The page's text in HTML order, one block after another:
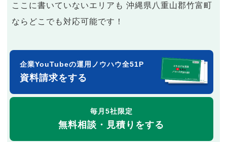
ここに書いていないエリアも 沖縄県八重山郡竹富町
ならどこでも対応可能です！
企業YouTubeの運用ノウハウ全51P
資料請求をする
毎月5社限定
無料相談・見積りをする